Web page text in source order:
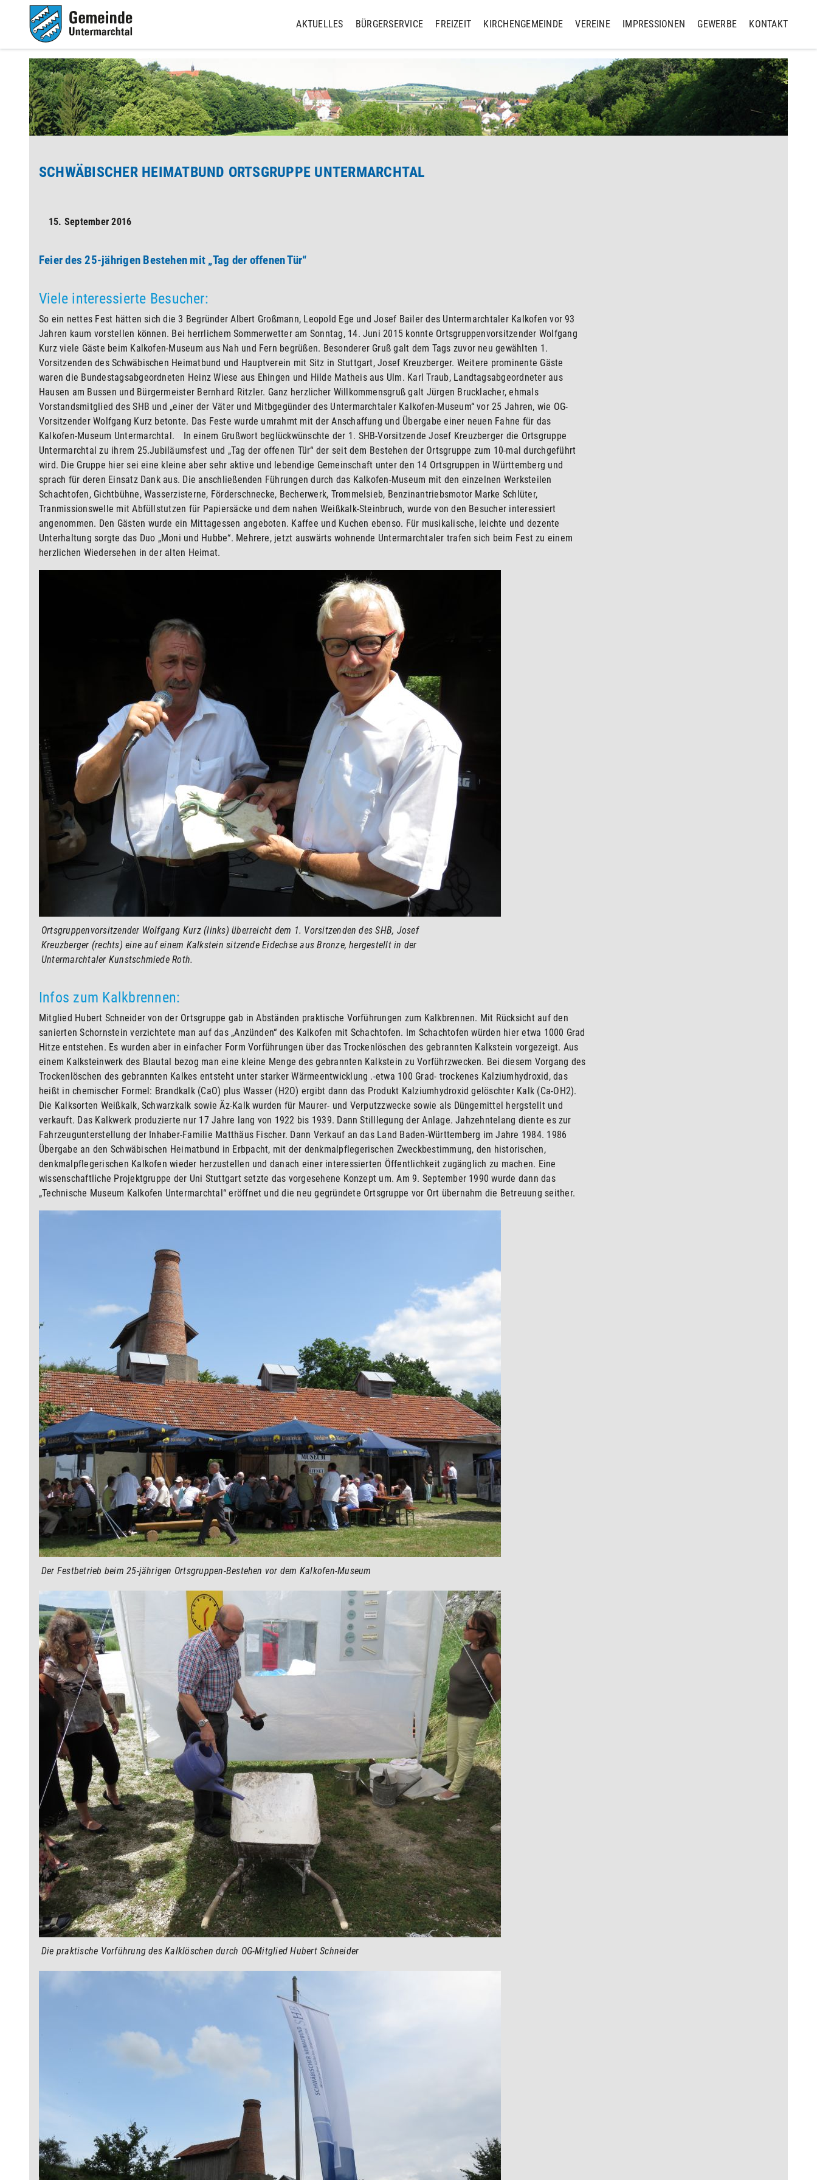
AKTUELLES BÜRGERSERVICE FREIZEIT KIRCHENGEMEINDE VEREINE IMPRESSIONEN GEWERBE KONTAKT
SCHWÄBISCHER HEIMATBUND ORTSGRUPPE UNTERMARCHTAL
15. September 2016
Feier des 25-jährigen Bestehen mit „Tag der offenen Tür“
Viele interessierte Besucher:
So ein nettes Fest hätten sich die 3 Begründer Albert Großmann, Leopold Ege und Josef Bailer des Untermarchtaler Kalkofen vor 93
Jahren kaum vorstellen können. Bei herrlichem Sommerwetter am Sonntag, 14. Juni 2015 konnte Ortsgruppenvorsitzender Wolfgang
Kurz viele Gäste beim Kalkofen-Museum aus Nah und Fern begrüßen. Besonderer Gruß galt dem Tags zuvor neu gewählten 1.
Vorsitzenden des Schwäbischen Heimatbund und Hauptverein mit Sitz in Stuttgart, Josef Kreuzberger. Weitere prominente Gäste
waren die Bundestagsabgeordneten Heinz Wiese aus Ehingen und Hilde Matheis aus Ulm. Karl Traub, Landtagsabgeordneter aus
Hausen am Bussen und Bürgermeister Bernhard Ritzler. Ganz herzlicher Willkommensgruß galt Jürgen Brucklacher, ehmals
Vorstandsmitglied des SHB und „einer der Väter und Mitbgegünder des Untermarchtaler Kalkofen-Museum“ vor 25 Jahren, wie OG-
Vorsitzender Wolfgang Kurz betonte. Das Feste wurde umrahmt mit der Anschaffung und Übergabe einer neuen Fahne für das
Kalkofen-Museum Untermarchtal. In einem Grußwort beglückwünschte der 1. SHB-Vorsitzende Josef Kreuzberger die Ortsgruppe
Untermarchtal zu ihrem 25.Jubiläumsfest und „Tag der offenen Tür“ der seit dem Bestehen der Ortsgruppe zum 10-mal durchgeführt
wird. Die Gruppe hier sei eine kleine aber sehr aktive und lebendige Gemeinschaft unter den 14 Ortsgruppen in Württemberg und
sprach für deren Einsatz Dank aus. Die anschließenden Führungen durch das Kalkofen-Museum mit den einzelnen Werksteilen
Schachtofen, Gichtbühne, Wasserzisterne, Förderschnecke, Becherwerk, Trommelsieb, Benzinantriebsmotor Marke Schlüter,
Tranmissionswelle mit Abfüllstutzen für Papiersäcke und dem nahen Weißkalk-Steinbruch, wurde von den Besucher interessiert
angenommen. Den Gästen wurde ein Mittagessen angeboten. Kaffee und Kuchen ebenso. Für musikalische, leichte und dezente
Unterhaltung sorgte das Duo „Moni und Hubbe“. Mehrere, jetzt auswärts wohnende Untermarchtaler trafen sich beim Fest zu einem
herzlichen Wiedersehen in der alten Heimat.
Ortsgruppenvorsitzender Wolfgang Kurz (links) überreicht dem 1. Vorsitzenden des SHB, Josef
Kreuzberger (rechts) eine auf einem Kalkstein sitzende Eidechse aus Bronze, hergestellt in der
Untermarchtaler Kunstschmiede Roth.
Infos zum Kalkbrennen:
Mitglied Hubert Schneider von der Ortsgruppe gab in Abständen praktische Vorführungen zum Kalkbrennen. Mit Rücksicht auf den
sanierten Schornstein verzichtete man auf das „Anzünden“ des Kalkofen mit Schachtofen. Im Schachtofen würden hier etwa 1000 Grad
Hitze entstehen. Es wurden aber in einfacher Form Vorführungen über das Trockenlöschen des gebrannten Kalkstein vorgezeigt. Aus
einem Kalksteinwerk des Blautal bezog man eine kleine Menge des gebrannten Kalkstein zu Vorführzwecken. Bei diesem Vorgang des
Trockenlöschen des gebrannten Kalkes entsteht unter starker Wärmeentwicklung .-etwa 100 Grad- trockenes Kalziumhydroxid, das
heißt in chemischer Formel: Brandkalk (CaO) plus Wasser (H2O) ergibt dann das Produkt Kalziumhydroxid gelöschter Kalk (Ca-OH2).
Die Kalksorten Weißkalk, Schwarzkalk sowie Äz-Kalk wurden für Maurer- und Verputzzwecke sowie als Düngemittel hergstellt und
verkauft. Das Kalkwerk produzierte nur 17 Jahre lang von 1922 bis 1939. Dann Stilllegung der Anlage. Jahzehntelang diente es zur
Fahrzeugunterstellung der Inhaber-Familie Matthäus Fischer. Dann Verkauf an das Land Baden-Württemberg im Jahre 1984. 1986
Übergabe an den Schwäbischen Heimatbund in Erbpacht, mit der denkmalpflegerischen Zweckbestimmung, den historischen,
denkmalpflegerischen Kalkofen wieder herzustellen und danach einer interessierten Öffentlichkeit zugänglich zu machen. Eine
wissenschaftliche Projektgruppe der Uni Stuttgart setzte das vorgesehene Konzept um. Am 9. September 1990 wurde dann das
„Technische Museum Kalkofen Untermarchtal“ eröffnet und die neu gegründete Ortsgruppe vor Ort übernahm die Betreuung seither.
Der Festbetrieb beim 25-jährigen Ortsgruppen-Bestehen vor dem Kalkofen-Museum
Die praktische Vorführung des Kalklöschen durch OG-Mitglied Hubert Schneider